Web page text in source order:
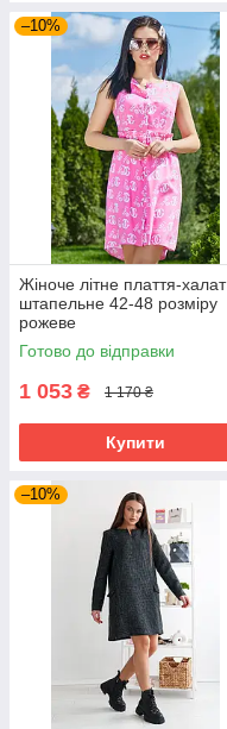
–10%
Жіноче літне плаття-халат
штапельне 42-48 розміру
рожеве
Готово до відправки
1 053 ₴ 1 170 ₴
Купити
–10%